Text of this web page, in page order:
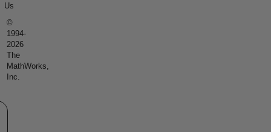
Us
©
1994-
2026
The
MathWorks,
Inc.
サイトの選択